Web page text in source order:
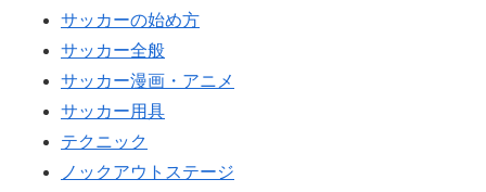
サッカーの始め方
サッカー全般
サッカー漫画・アニメ
サッカー用具
テクニック
ノックアウトステージ